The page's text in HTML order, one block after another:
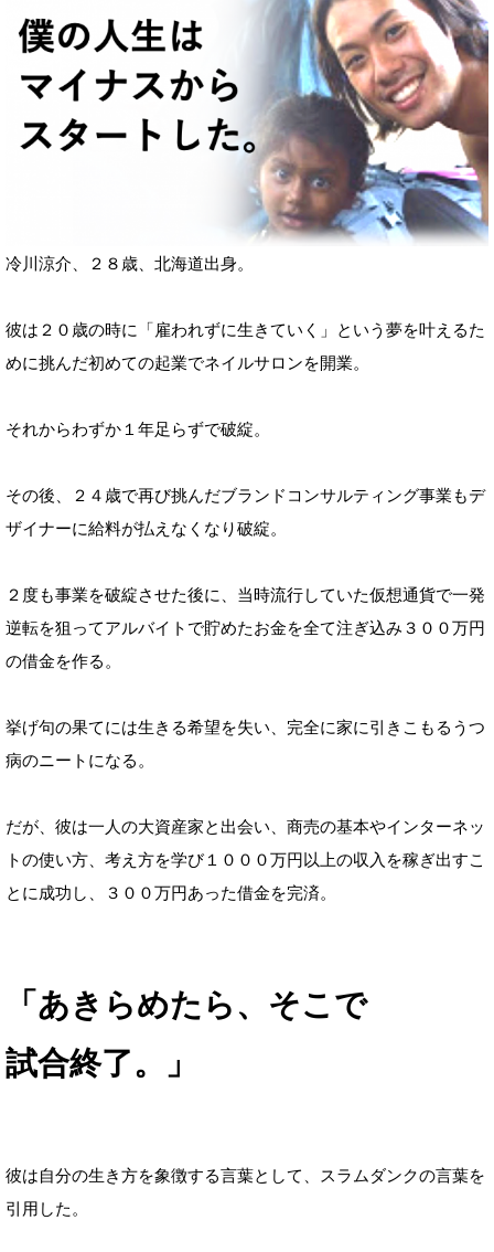
冷川涼介、２８歳、北海道出身。
彼は２０歳の時に「雇われずに生きていく」という夢を叶えるた
めに挑んだ初めての起業でネイルサロンを開業。
それからわずか１年足らずで破綻。
その後、２４歳で再び挑んだブランドコンサルティング事業もデ
ザイナーに給料が払えなくなり破綻。
２度も事業を破綻させた後に、当時流行していた仮想通貨で一発
逆転を狙ってアルバイトで貯めたお金を全て注ぎ込み３００万円
の借金を作る。
挙げ句の果てには生きる希望を失い、完全に家に引きこもるうつ
病のニートになる。
だが、彼は一人の大資産家と出会い、商売の基本やインターネッ
トの使い方、考え方を学び１０００万円以上の収入を稼ぎ出すこ
とに成功し、３００万円あった借金を完済。
「あきらめたら、そこで
試合終了。」
彼は自分の生き方を象徴する言葉として、スラムダンクの言葉を
引用した。